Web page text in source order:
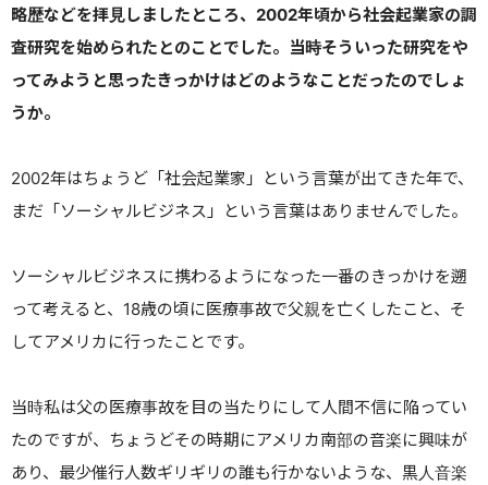
略歴などを拝見しましたところ、2002年頃から社会起業家の調
査研究を始められたとのことでした。当時そういった研究をや
ってみようと思ったきっかけはどのようなことだったのでしょ
うか。
2002年はちょうど「社会起業家」という言葉が出てきた年で、
まだ「ソーシャルビジネス」という言葉はありませんでした。
ソーシャルビジネスに携わるようになった一番のきっかけを遡
って考えると、18歳の頃に医療事故で父親を亡くしたこと、そ
してアメリカに行ったことです。
当時私は父の医療事故を目の当たりにして人間不信に陥ってい
たのですが、ちょうどその時期にアメリカ南部の音楽に興味が
あり、最少催行人数ギリギリの誰も行かないような、黒人音楽